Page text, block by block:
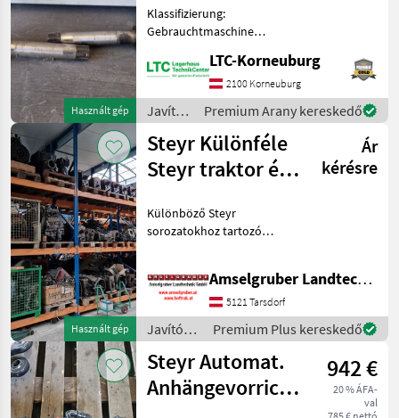
Használt gép
Klassifizierung:
Gebrauchtmaschine
alkatrészek Traktorok
pótalkatrészei
LTC-Korneuburg
2100 Korneuburg
Javítókészletek
és
alkatrészek
/ Steyr
Premium Arany kereskedő
Használt gép
Steyr Különféle
Steyr traktor és
alkatrészek
Ár
kérésre
Különböző Steyr
sorozatokhoz tartozó
választékát kínáljuk.
Tengelyalkatrészek, első
tengely, tengelytartó,
felnik, motorok, sebes
Amselgruber Landtechnik GmbH
5121 Tarsdorf
Javítókészletek
és
alkatrészek
/ Steyr
Premium Plus kereskedő
Steyr Automat.
Anhängevorrichtung
942 €
20 % ÁFA-
val